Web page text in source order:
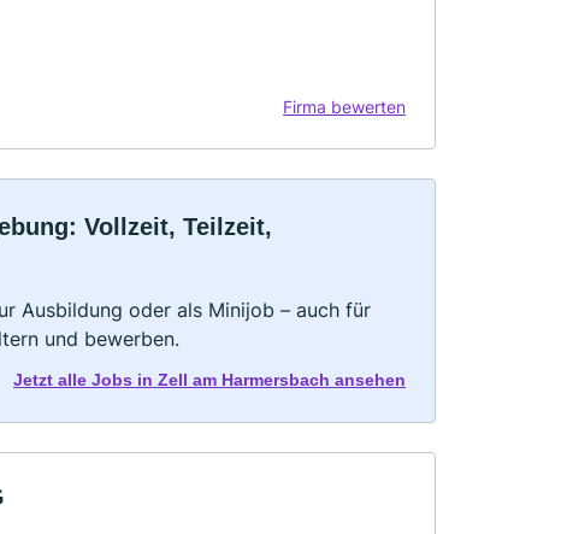
Firma bewerten
Vollzeit, Teilzeit,
Ausbildung oder als Minijob – auch für
und bewerben.
Jetzt alle Jobs in Zell am Harmersbach ansehen